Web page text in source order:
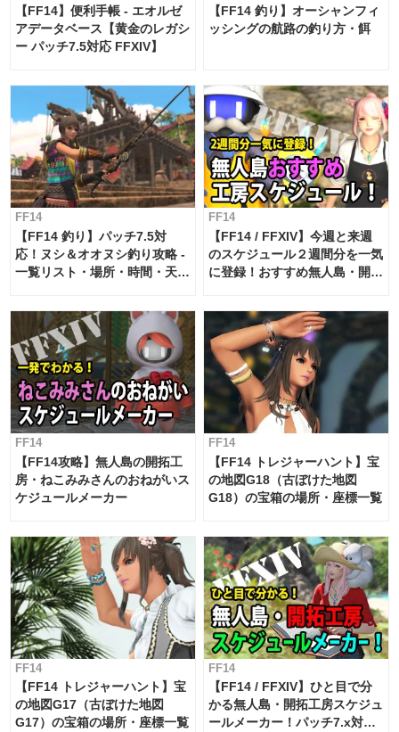
【FF14】便利手帳 - エオルゼ
アデータベース【黄金のレガシ
ー パッチ7.5対応 FFXIV】
【FF14 釣り】オーシャンフィ
ッシングの航路の釣り方・餌
FF14
【FF14 釣り】パッチ7.5対
応！ヌシ＆オオヌシ釣り攻略 -
一覧リスト・場所・時間・天
FF14
【FF14 / FFXIV】今週と来週
のスケジュール２週間分を一気
に登録！おすすめ無人島・開拓
FF14
【FF14攻略】無人島の開拓工
房・ねこみみさんのおねがいス
ケジュールメーカー
FF14
【FF14 トレジャーハント】宝
の地図G18（古ぼけた地図
G18）の宝箱の場所・座標一覧
FF14
【FF14 トレジャーハント】宝
の地図G17（古ぼけた地図
G17）の宝箱の場所・座標一覧
FF14
【FF14 / FFXIV】ひと目で分
かる無人島・開拓工房スケジュ
ールメーカー！パッチ7.x対応